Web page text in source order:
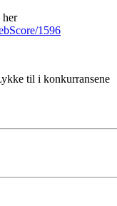
her
1596
til i konkurransene